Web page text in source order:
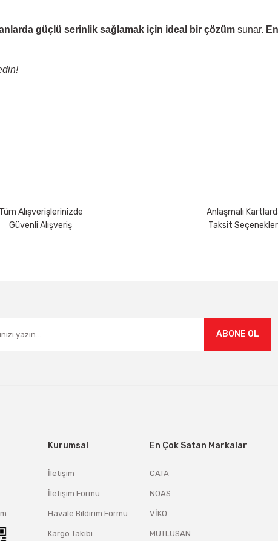
güçlü serinlik sağlamak için ideal bir çözüm sunar.
Tüm Alışverişlerinizde
Güvenli Alışveriş
Anlaşmalı
Taksit
ABONE OL
Kurumsal
İletişim
İletişim Formu
Havale Bildirim Formu
Kargo Takibi
En Çok Satan Markalar
CATA
NOAS
VİKO
MUTLUSAN